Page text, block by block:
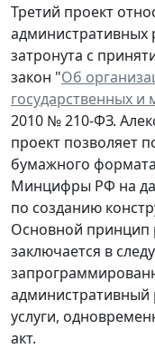
Третий проект
административных
затронута с
закон "Об
государственных и
2010 № 210-ФЗ.
проект позволяет
бумажного
Минцифры РФ на
по созданию
Основной принцип
заключается в
административный
услуги,
акт.